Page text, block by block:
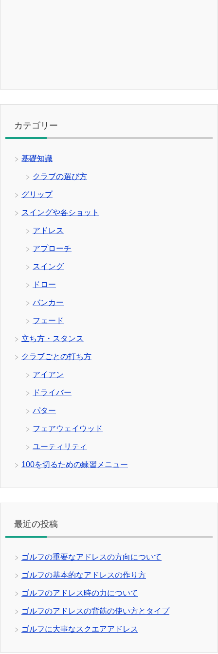
カテゴリー
基礎知識
クラブの選び方
グリップ
スイングや各ショット
アドレス
アプローチ
スイング
ドロー
バンカー
フェード
立ち方・スタンス
クラブごとの打ち方
アイアン
ドライバー
パター
フェアウェイウッド
ユーティリティ
100を切るための練習メニュー
最近の投稿
ゴルフの重要なアドレスの方向について
ゴルフの基本的なアドレスの作り方
ゴルフのアドレス時の力について
ゴルフのアドレスの背筋の使い方とタイプ
ゴルフに大事なスクエアアドレス